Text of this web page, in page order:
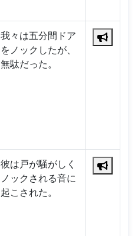
我々は五分間ドア
をノックしたが、
無駄だった。
彼は戸が騒がしく
ノックされる音に
起こされた。